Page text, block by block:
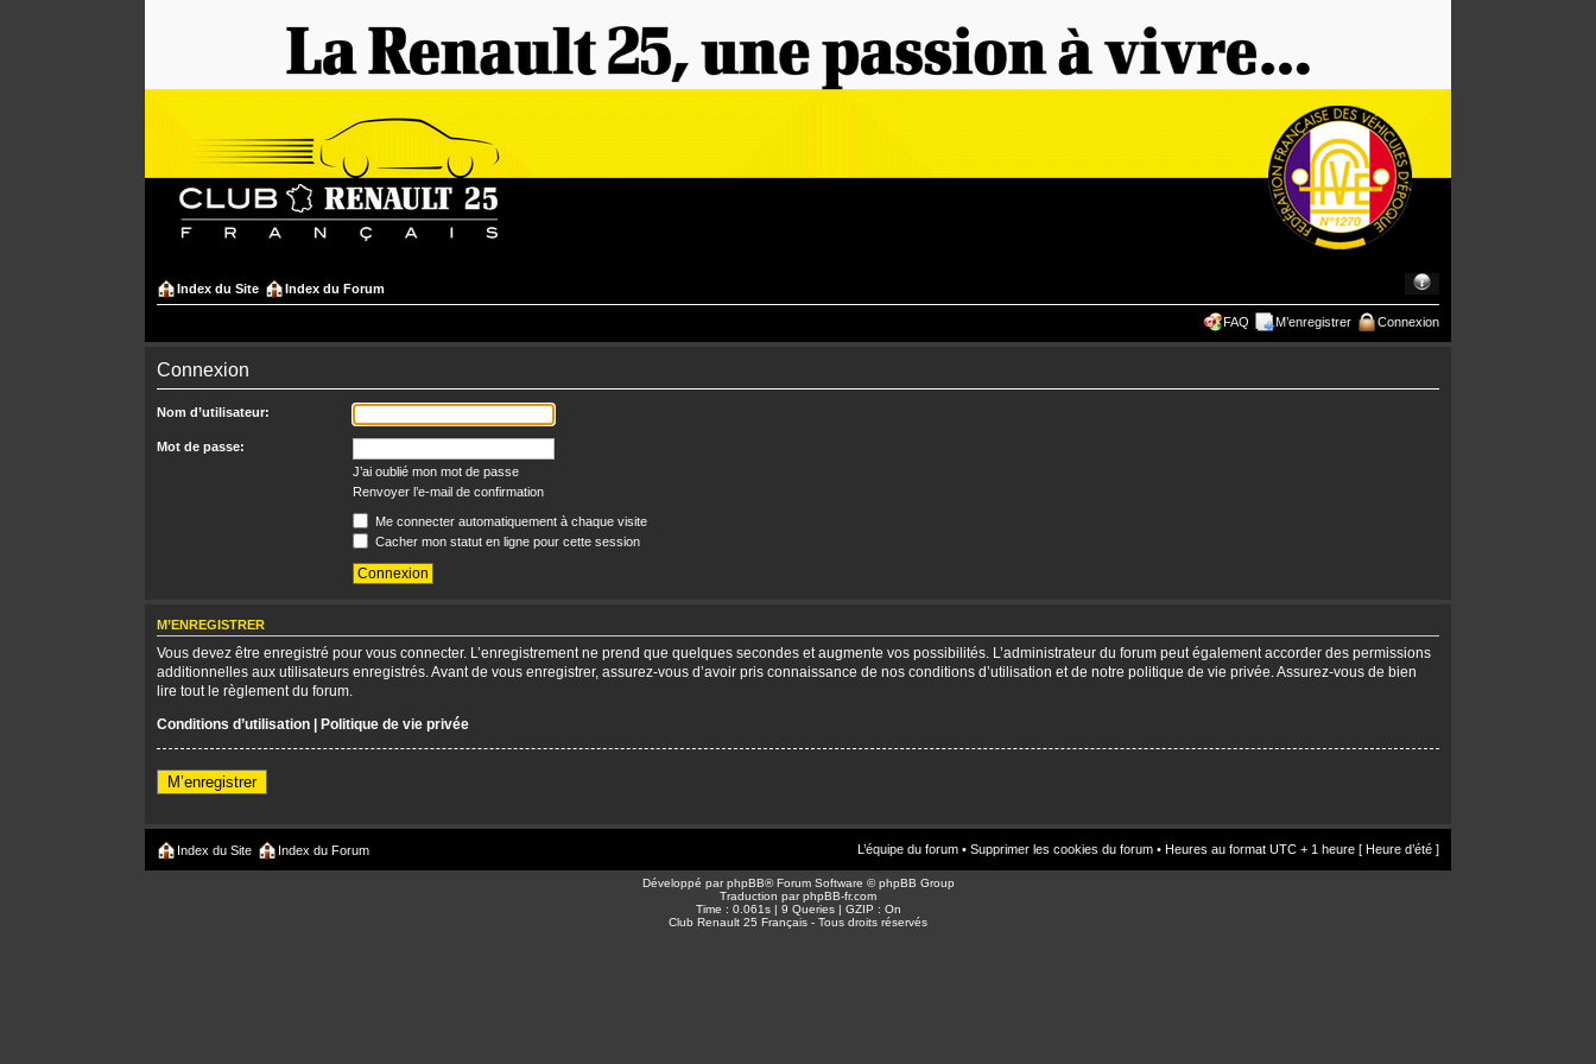
Index du Site Index du Forum
FAQ M’enregistrer Connexion
Connexion
Nom d’utilisateur:
Mot de passe:
J’ai oublié mon mot de passe
Renvoyer l’e-mail de confirmation
Me connecter automatiquement à chaque visite
Cacher mon statut en ligne pour cette session
M’ENREGISTRER
Vous devez être enregistré pour vous connecter. L’enregistrement ne prend que quelques secondes et augmente vos possibilités. L’administrateur du forum peut également accorder des permissions
additionnelles aux utilisateurs enregistrés. Avant de vous enregistrer, assurez-vous d’avoir pris connaissance de nos conditions d’utilisation et de notre politique de vie privée. Assurez-vous de bien
lire tout le règlement du forum.
Conditions d’utilisation | Politique de vie privée
M’enregistrer
Index du Site Index du Forum L’équipe du forum • Supprimer les cookies du forum • Heures au format UTC + 1 heure [ Heure d’été ]
Développé parphpBB® Forum Software © phpBB Group
Traduction parphpBB-fr.com
Time : 0.061s | 9 Queries | GZIP : On
Club Renault 25 Français - Tous droits réservés